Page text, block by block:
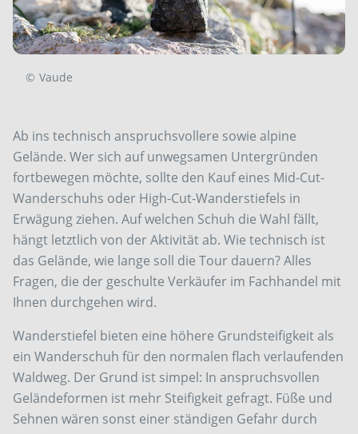
© Vaude
Ab ins technisch anspruchsvollere sowie alpine
Gelände. Wer sich auf unwegsamen Untergründen
fortbewegen möchte, sollte den Kauf eines Mid-Cut-
Wanderschuhs oder High-Cut-Wanderstiefels in
Erwägung ziehen. Auf welchen Schuh die Wahl fällt,
hängt letztlich von der Aktivität ab. Wie technisch ist
das Gelände, wie lange soll die Tour dauern? Alles
Fragen, die der geschulte Verkäufer im Fachhandel mit
Ihnen durchgehen wird.
Wanderstiefel bieten eine höhere Grundsteifigkeit als
ein Wanderschuh für den normalen flach verlaufenden
Waldweg. Der Grund ist simpel: In anspruchsvollen
Geländeformen ist mehr Steifigkeit gefragt. Füße und
Sehnen wären sonst einer ständigen Gefahr durch